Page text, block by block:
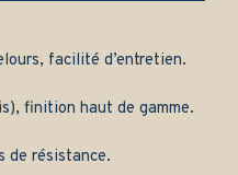
facilité d’entretien.
finition haut de gamme.
de résistance.